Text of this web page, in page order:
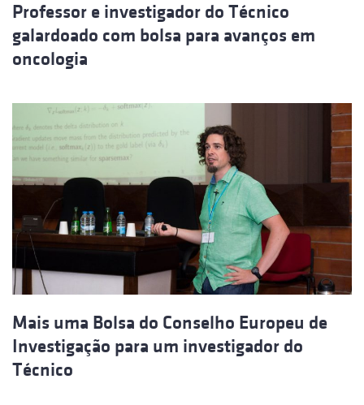
Professor e investigador do Técnico
galardoado com bolsa para avanços em
oncologia
Mais uma Bolsa do Conselho Europeu de
Investigação para um investigador do
Técnico